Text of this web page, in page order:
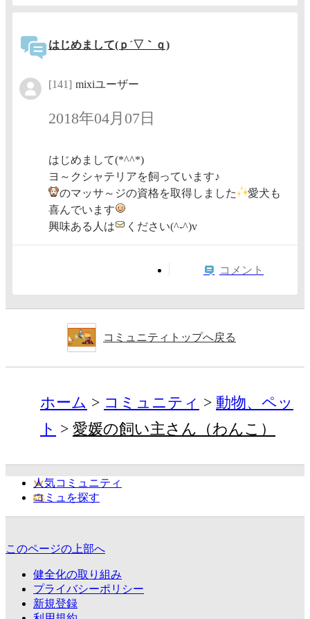
はじめまして(ｐ´▽｀ｑ)
[141] mixiユーザー
2018年04月07日
はじめまして(*^^*)
ヨ～クシャテリアを飼っています♪
のマッサ～ジの資格を取得しました
愛犬も
喜んでいます
興味ある人は
ください(^-^)v
コメント
コミュニティトップへ戻る
ホーム コミュニティ
動物、ペッ
ト
愛媛の飼い主さん（わんこ）
人気コミュニティ
コミュを探す
このページの上部へ
健全化の取り組み
プライバシーポリシー
新規登録